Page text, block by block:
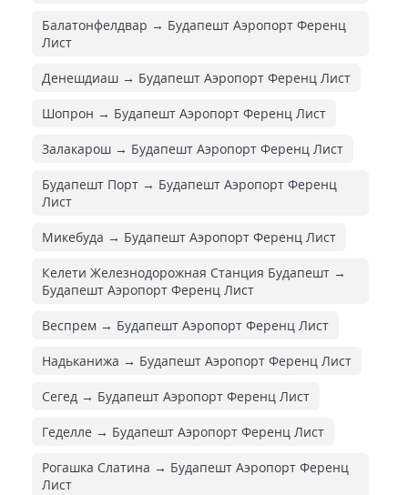
Балатонфелдвар → Будапешт Аэропорт Ференц
Лист
Денешдиаш → Будапешт Аэропорт Ференц Лист
Шопрон → Будапешт Аэропорт Ференц Лист
Залакарош → Будапешт Аэропорт Ференц Лист
Будапешт Порт → Будапешт Аэропорт Ференц
Лист
Микебуда → Будапешт Аэропорт Ференц Лист
Келети Железнодорожная Cтанция Будапешт →
Будапешт Аэропорт Ференц Лист
Веспрем → Будапешт Аэропорт Ференц Лист
Надьканижа → Будапешт Аэропорт Ференц Лист
Сегед → Будапешт Аэропорт Ференц Лист
Геделле → Будапешт Аэропорт Ференц Лист
Рогашка Слатина → Будапешт Аэропорт Ференц
Лист